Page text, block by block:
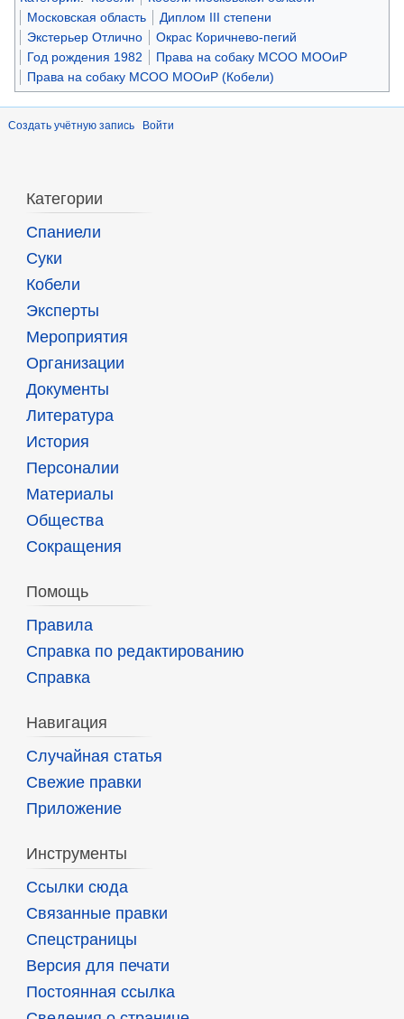
Московская область
Диплом III степени
Экстерьер Отлично
Окрас Коричнево-пегий
Год рождения 1982
Права на собаку МСОО МООиР
Права на собаку МСОО МООиР (Кобели)
Создать учётную запись Войти
Категории
Спаниели
Суки
Кобели
Эксперты
Мероприятия
Организации
Документы
Литература
История
Персоналии
Материалы
Общества
Сокращения
Помощь
Правила
Справка по редактированию
Справка
Навигация
Случайная статья
Свежие правки
Приложение
Инструменты
Ссылки сюда
Связанные правки
Спецстраницы
Версия для печати
Постоянная ссылка